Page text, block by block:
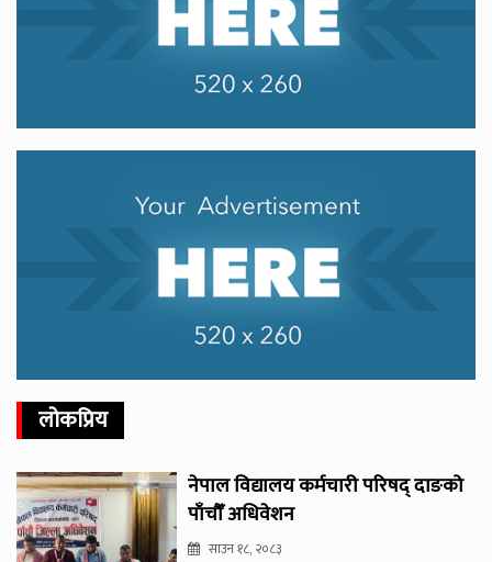
लोकप्रिय
नेपाल विद्यालय कर्मचारी परिषद् दाङको
पाँचौँ अधिवेशन
साउन १८, २०८३